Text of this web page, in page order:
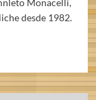
Monacelli,
desde 1982.